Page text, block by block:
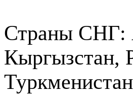
Страны СНГ:
Кыргызстан,